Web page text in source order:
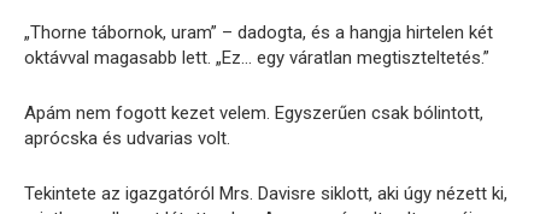
„Thorne tábornok, uram” – dadogta, és a hangja hirtelen két
oktávval magasabb lett. „Ez… egy váratlan megtiszteltetés.”
Apám nem fogott kezet velem. Egyszerűen csak bólintott,
aprócska és udvarias volt.
Tekintete az igazgatóról Mrs. Davisre siklott, aki úgy nézett ki,